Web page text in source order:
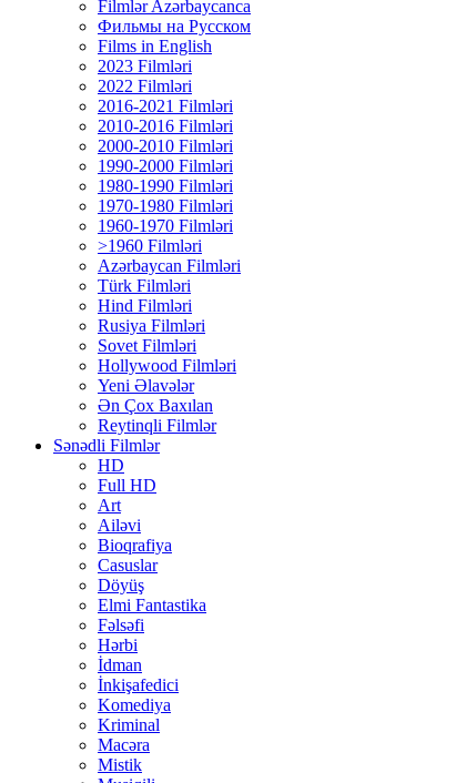
Filmlər Azərbaycanca
Фильмы на Русском
Films in English
2023 Filmləri
2022 Filmləri
2016-2021 Filmləri
2010-2016 Filmləri
2000-2010 Filmləri
1990-2000 Filmləri
1980-1990 Filmləri
1970-1980 Filmləri
1960-1970 Filmləri
>1960 Filmləri
Azərbaycan Filmləri
Türk Filmləri
Hind Filmləri
Rusiya Filmləri
Sovet Filmləri
Hollywood Filmləri
Yeni Əlavələr
Ən Çox Baxılan
Reytinqli Filmlər
Sənədli Filmlər
HD
Full HD
Art
Ailəvi
Bioqrafiya
Casuslar
Döyüş
Elmi Fantastika
Fəlsəfi
Hərbi
İdman
İnkişafedici
Komediya
Kriminal
Macəra
Mistik